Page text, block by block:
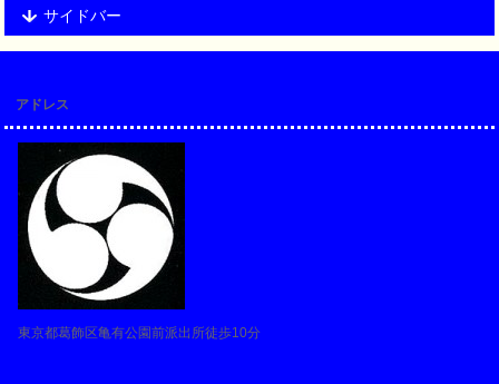
サイドバー
アドレス
東京都葛飾区亀有公園前派出所徒歩10分